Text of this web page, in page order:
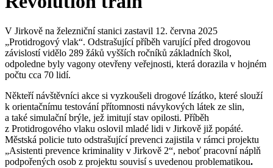
V Jirkově na železniční stanici zastavil 12. června 2025
„Protidrogový vlak“. Odstrašující příběh varující před drogovou
závislostí vidělo 289 žáků vyšších ročníků základních škol,
odpoledne byly vagony otevřeny veřejnosti, která dorazila v hojném
počtu cca 70 lidí.
Někteří návštěvníci akce si vyzkoušeli drogové lízátko, které slouží
k orientačnímu testování přítomnosti návykových látek ze slin,
a také simulační brýle, jež imitují stav opilosti. Příběh
z Protidrogového vlaku oslovil mladé lidi v Jirkově již popáté.
Městská policie tuto odstrašující prevenci zajistila v rámci projektu
„Asistenti prevence kriminality v Jirkově 2“, neboť pracovní náplň
podpořených osob z projektu souvisí s uvedenou problematikou.